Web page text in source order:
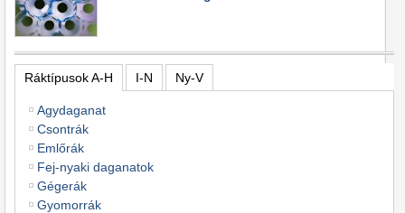
Ráktípusok A-H I-N Ny-V
Agydaganat
Csontrák
Emlőrák
Fej-nyaki daganatok
Gégerák
Gyomorrák